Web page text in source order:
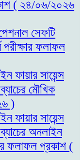
( ২৪/০৬/২০২৬
সেফটি
পরীক্ষার ফলাফল
ফায়ার সায়েন্স
মৌখিক
)
ফায়ার সায়েন্স
অনলাইন
ফলাফল প্রকাশ (